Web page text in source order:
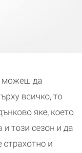
можеш да
всичко, то
яке, което
този сезон и да
страхотно и